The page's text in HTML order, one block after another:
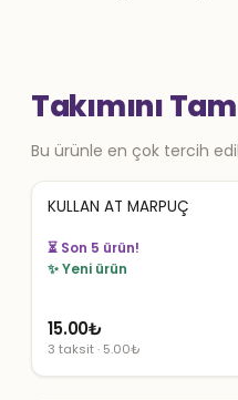
Takımını
Bu ürünle en çok tercih
KULLAN AT MARPUÇ
👀 54 kişi izliyor
✨ Yeni ürün
15.00₺
3 taksit · 5.00₺